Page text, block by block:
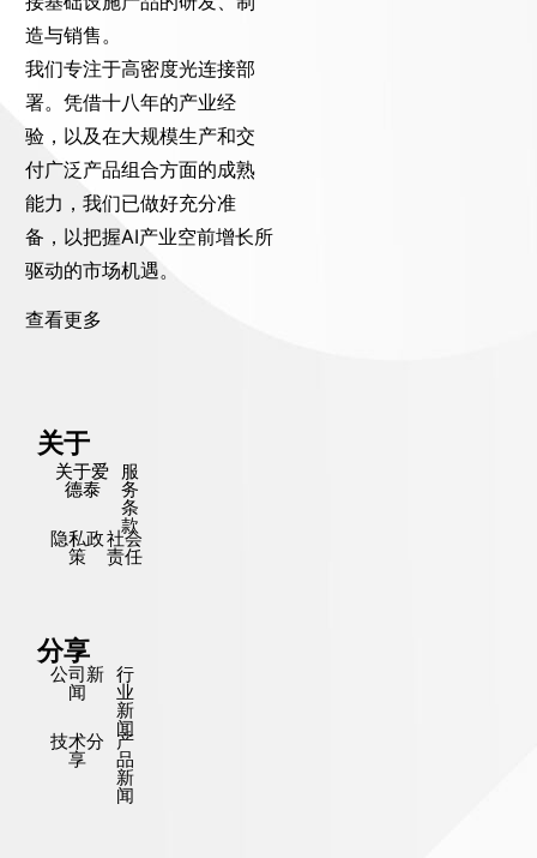
造与销售。
我们专注于高密度光连接部
署。凭借十八年的产业经
验，以及在大规模生产和交
付广泛产品组合方面的成熟
能力，我们已做好充分准
备，以把握AI产业空前增长所
驱动的市场机遇。
查看更多
关于
关于爱
德泰
服
务
条
款
隐私政
策
社会
责任
分享
公司新
闻
行
业
新
闻
技术分
享
产
品
新
闻